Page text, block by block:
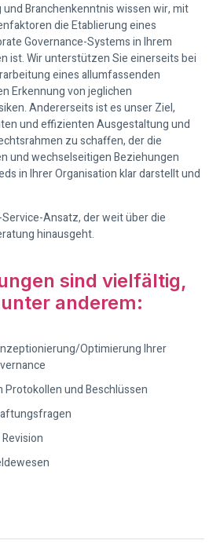
Branchenkenntnis wissen wir, mit
die Etablierung eines
Governance-Systems in Ihrem
ist. Wir unterstützen Sie einerseits bei
eines allumfassenden
Erkennung von jeglichen
Andererseits ist es unser Ziel,
und effizienten Ausgestaltung und
zu schaffen, der die
und wechselseitigen Beziehungen
in Ihrer Organisation klar darstellt und
Ansatz, der weit über die
hinausgeht.
sind vielfältig,
anderem:
Optimierung Ihrer
Protokollen und Beschlüssen